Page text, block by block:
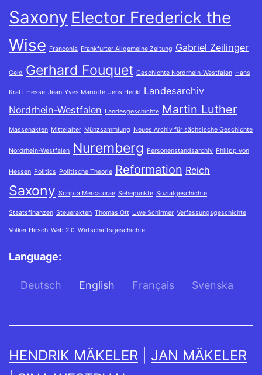
Saxony Elector Frederick the
Wise Franconia Frankfurter Allgemeine Zeitung Gabriel Zeilinger
Geld Gerhard Fouquet Geschichte Nordrhein-Westfalen Hans
Kraft Hesse Jean-Yves Mariotte Jens Heckl Landesarchiv
Nordrhein-Westfalen Landesgeschichte Martin Luther
Massenakten Mittelalter Münzsammlung Neues Archiv für sächsische Geschichte
Nordrhein-Westfalen Nuremberg Personenstandsarchiv Philipp von
Hessen Politics Politische Theorie Reformation Reich
Saxony Scripta Mercaturae Sehepunkte Sozialgeschichte
Staatsfinanzen Steuerakten Thomas Ott Uwe Schirmer Verfassungsgeschichte
Volker Hirsch Web 2.0 Wirtschaftsgeschichte
Language:
Deutsch English Français Svenska
HENDRIK MÄKELER
JAN MÄKELER